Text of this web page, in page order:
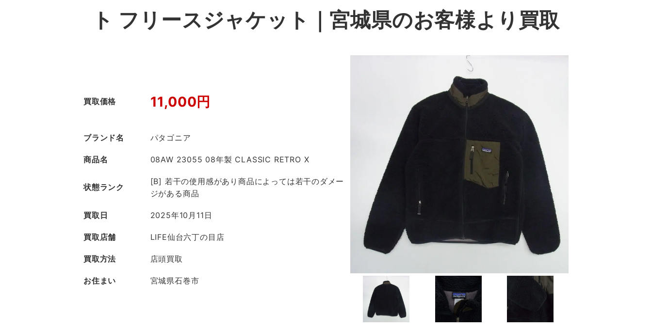
ト フリースジャケット ｜宮城県のお客様より買取
買取価格 11,000円
ブランド名 パタゴニア
商品名 08AW 23055 08年製 CLASSIC RETRO X
状態ランク
[B] 若干の使用感があり商品によっては若干のダメー
ジがある商品
買取日 2025年10月11日
買取店舗 LIFE仙台六丁の目店
買取方法 店頭買取
お住まい 宮城県石巻市